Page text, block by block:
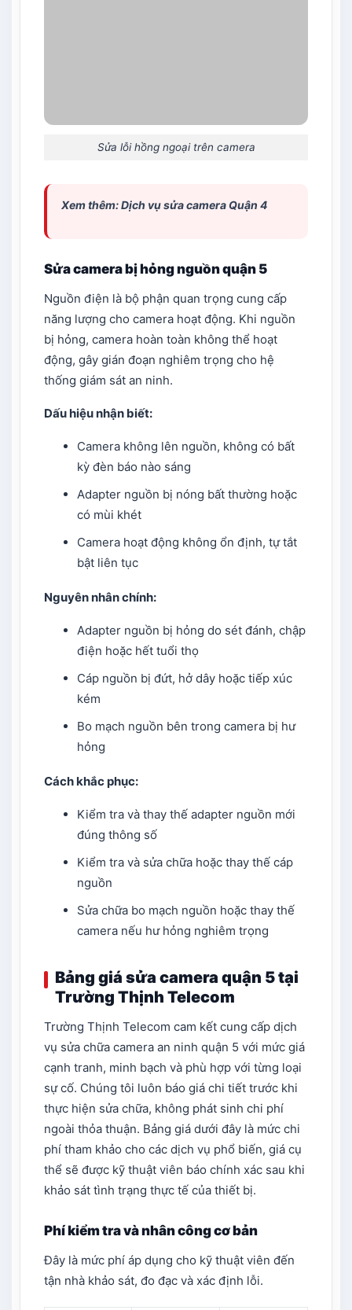
Sửa lỗi hồng ngoại trên camera
Xem thêm: Dịch vụsửa camera Quận 4
Sửa camera bị hỏng nguồn quận 5
Nguồn điện là bộ phận quan trọng cung cấp
năng lượng cho camera hoạt động. Khi nguồn
bị hỏng, camera hoàn toàn không thể hoạt
động, gây gián đoạn nghiêm trọng cho hệ
thống giám sát an ninh.
Dấu hiệu nhận biết:
Camera không lên nguồn, không có bất
kỳ đèn báo nào sáng
Adapter nguồn bị nóng bất thường hoặc
có mùi khét
Camera hoạt động không ổn định, tự tắt
bật liên tục
Nguyên nhân chính:
Adapter nguồn bị hỏng do sét đánh, chập
điện hoặc hết tuổi thọ
Cáp nguồn bị đứt, hở dây hoặc tiếp xúc
kém
Bo mạch nguồn bên trong camera bị hư
hỏng
Cách khắc phục:
Kiểm tra và thay thế adapter nguồn mới
đúng thông số
Kiểm tra và sửa chữa hoặc thay thế cáp
nguồn
Sửa chữa bo mạch nguồn hoặc thay thế
camera nếu hư hỏng nghiêm trọng
Bảng giá sửa camera quận 5 tại
Trường Thịnh Telecom
Trường Thịnh Telecom cam kết cung cấp dịch
vụ sửa chữa camera an ninh quận 5 với mức giá
cạnh tranh, minh bạch và phù hợp với từng loại
sự cố. Chúng tôi luôn báo giá chi tiết trước khi
thực hiện sửa chữa, không phát sinh chi phí
ngoài thỏa thuận. Bảng giá dưới đây là mức chi
phí tham khảo cho các dịch vụ phổ biến, giá cụ
thể sẽ được kỹ thuật viên báo chính xác sau khi
khảo sát tình trạng thực tế của thiết bị.
Phí kiểm tra và nhân công cơ bản
Đây là mức phí áp dụng cho kỹ thuật viên đến
tận nhà khảo sát, đo đạc và xác định lỗi.